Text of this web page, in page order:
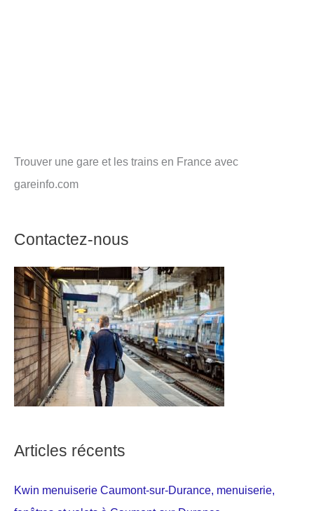
Trouver une gare et les trains en France avec
gareinfo.com
Contactez-nous
Articles récents
Kwin menuiserie Caumont-sur-Durance, menuiserie,